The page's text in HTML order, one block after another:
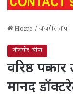
Home / जाँजगीर -चाँपा
जाँजगीर -चाँपा
वरिष्ठ
मानद